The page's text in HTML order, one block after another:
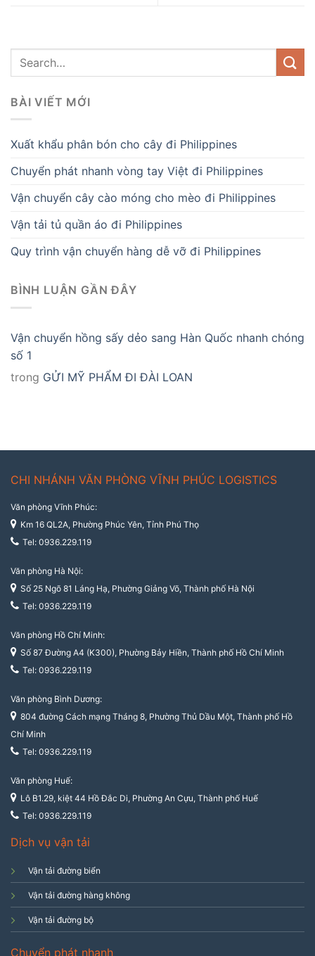
BÀI VIẾT MỚI
Xuất khẩu phân bón cho cây đi Philippines
Chuyển phát nhanh vòng tay Việt đi Philippines
Vận chuyển cây cào móng cho mèo đi Philippines
Vận tải tủ quần áo đi Philippines
Quy trình vận chuyển hàng dễ vỡ đi Philippines
BÌNH LUẬN GẦN ĐÂY
Vận chuyển hồng sấy dẻo sang Hàn Quốc nhanh chóng
số 1
trong GỬI MỸ PHẨM ĐI ĐÀI LOAN
CHI NHÁNH VĂN PHÒNG VĨNH PHÚC LOGISTICS
Văn phòng Vĩnh Phúc:
Km 16 QL2A, Phường Phúc Yên, Tỉnh Phú Thọ
Tel: 0936.229.119
Văn phòng Hà Nội:
Số 25 Ngõ 81 Láng Hạ, Phường Giảng Võ, Thành phố Hà Nội
Tel: 0936.229.119
Văn phòng Hồ Chí Minh:
Số 87 Đường A4 (K300), Phường Bảy Hiền, Thành phố Hồ Chí Minh
Tel: 0936.229.119
Văn phòng Bình Dương:
804 đường Cách mạng Tháng 8, Phường Thủ Dầu Một, Thành phố Hồ
Chí Minh
Tel: 0936.229.119
Văn phòng Huế:
Lô B1.29, kiệt 44 Hồ Đắc Di, Phường An Cựu, Thành phố Huế
Tel: 0936.229.119
Dịch vụ vận tải
Vận tải đường biển
Vận tải đường hàng không
Vận tải đường bộ
Chuyển phát nhanh